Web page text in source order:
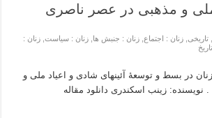
و مذهبى در عصر ناصرى
,تاریخی ,زنان : اجتماع ,زنان : جنبش ها ,زنان : سیاست ,زنان :
در بسط و توسعۀ آئینهاى شادى و اعیاد ملى و
زینب اسکندرى دانلود مقاله